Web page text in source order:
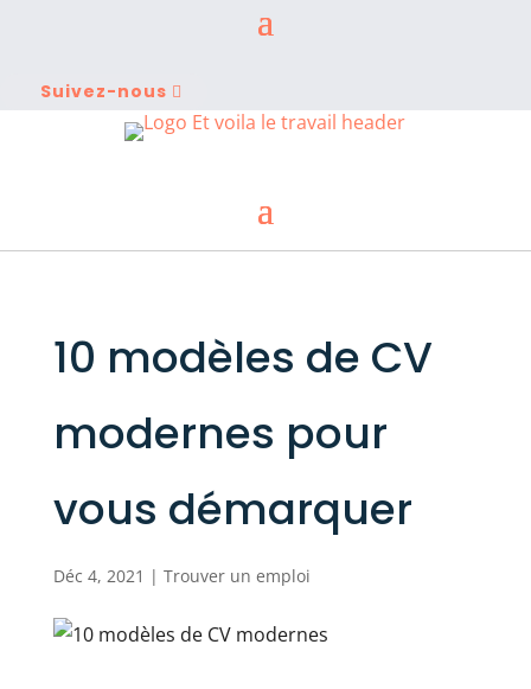
Suivez-nous
10 modèles de CV
modernes pour
vous démarquer
Déc 4, 2021 | Trouver un emploi